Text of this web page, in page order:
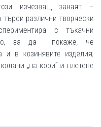
изчезващ занаят –
различни творчески
с тъкачни
за да покаже, че
и в козинявите изделия;
„на кори“ и плетене